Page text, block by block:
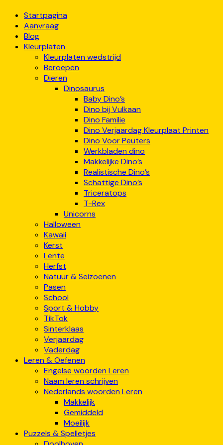
Startpagina
Aanvraag
Blog
Kleurplaten
Kleurplaten wedstrijd
Beroepen
Dieren
Dinosaurus
Baby Dino’s
Dino bij Vulkaan
Dino Familie
Dino Verjaardag Kleurplaat Printen
Dino Voor Peuters
Werkbladen dino
Makkelijke Dino’s
Realistische Dino’s
Schattige Dino’s
Triceratops
T-Rex
Unicorns
Halloween
Kawaii
Kerst
Lente
Herfst
Natuur & Seizoenen
Pasen
School
Sport & Hobby
TikTok
Sinterklaas
Verjaardag
Vaderdag
Leren & Oefenen
Engelse woorden Leren
Naam leren schrijven
Nederlands woorden Leren
Makkelijk
Gemiddeld
Moeilijk
Puzzels & Spelletjes